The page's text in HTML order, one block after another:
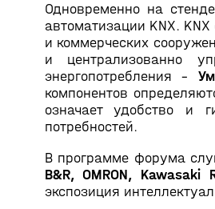
Одновременно на
автоматизации KNX.
и коммерческих
и централизованно
энергопотребления -
компонентов
означает удобство и
потребностей.
В программе форума
B&R, OMRON, Kawasaki
экспозиция